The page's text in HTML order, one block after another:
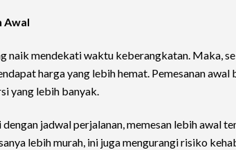
Awal
naik mendekati waktu keberangkatan. Maka,
harga yang lebih hemat. Pemesanan
yang lebih banyak.
jadwal perjalanan, memesan lebih awal
lebih murah, ini juga mengurangi risiko